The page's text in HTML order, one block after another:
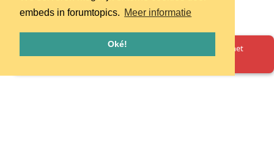
embeds in forumtopics. Meer informatie
Oké!
Oeps! Er is iets misgegaan. Herlaad de pagina en probeer het
opnieuw.